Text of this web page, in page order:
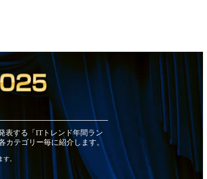
表する「ITトレンド年間ラン
カテゴリー毎に紹介します。
。